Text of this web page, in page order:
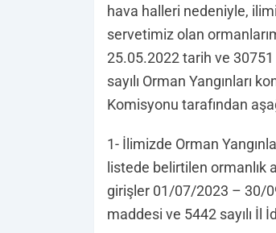
hava halleri nedeniyle,
servetimiz olan
25.05.2022 tarih ve
sayılı Orman Yangınları
Komisyonu tarafından
1- İlimizde Orman
listede belirtilen
girişler 01/07/2023 – 30/
maddesi ve 5442 sayılı İl